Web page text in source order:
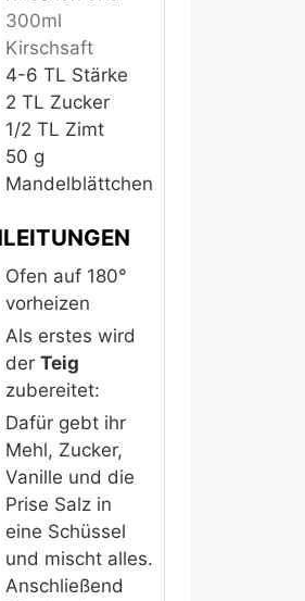
300ml
Kirschsaft
4-6 TL Stärke
2 TL Zucker
1/2 TL Zimt
50 g
Mandelblättchen
Ofen auf 180°
vorheizen
Als erstes wird
der Teig
zubereitet:
Dafür gebt ihr
Mehl, Zucker,
Vanille und die
Prise Salz in
eine Schüssel
und mischt alles.
Anschließend